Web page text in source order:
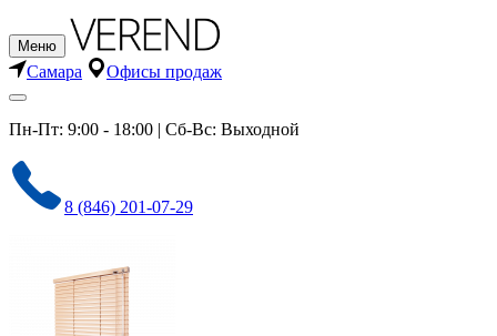
Меню
Самара Офисы продаж
Пн-Пт: 9:00 - 18:00 | Сб-Вс: Выходной
8 (846) 201-07-29